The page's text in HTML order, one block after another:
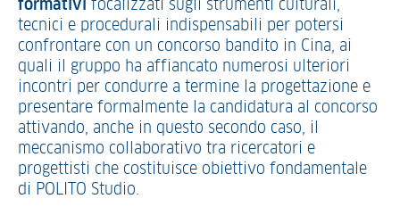
formativi focalizzati sugli strumenti culturali,
tecnici e procedurali indispensabili per potersi
confrontare con un concorso bandito in Cina, ai
quali il gruppo ha affiancato numerosi ulteriori
incontri per condurre a termine la progettazione e
presentare formalmente la candidatura al concorso
attivando, anche in questo secondo caso, il
meccanismo collaborativo tra ricercatori e
progettisti che costituisce obiettivo fondamentale
di POLITO Studio.